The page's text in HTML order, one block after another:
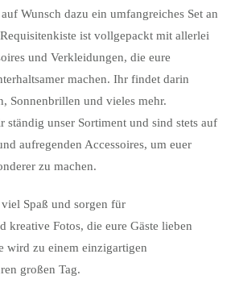
Wunsch dazu ein umfangreiches Set an
ist vollgepackt mit allerlei
und Verkleidungen, die eure
machen. Ihr findet darin
Sonnenbrillen und vieles mehr.
ständig unser Sortiment und sind stets auf
aufregenden Accessoires, um euer
zu machen.
Spaß und sorgen für
kreative Fotos, die eure Gäste lieben
wird zu einem einzigartigen
großen Tag.